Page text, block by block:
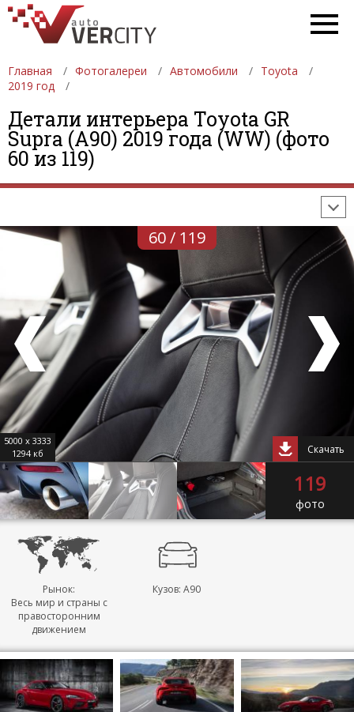
Главная Фотогалереи Автомобили
Toyota
2019 год
Детали интерьера Toyota GR
Supra (A90) 2019 года (WW) (фото
60 из 119)
ФОТОГАЛЕРЕИ АВТОМОБИЛИ
ДЕВУШКИ
АВТОСАЛОНЫ
60 / 119
5000 x 3333
1294 кб
Скачать
119
фото
Рынок:
Весь мир и страны с
правосторонним
движением
Кузов: A90